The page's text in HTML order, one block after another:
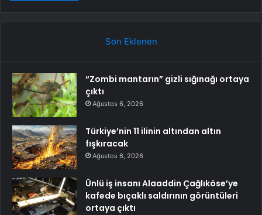
Son Eklenen
“Zombi mantarın” gizli sığınağı ortaya
çıktı
Ağustos 6, 2026
Türkiye’nin 11 ilinin altından altın
fışkıracak
Ağustos 6, 2026
Ünlü iş insanı Alaaddin Çağlıköse’ye
kafede bıçaklı saldırının görüntüleri
ortaya çıktı